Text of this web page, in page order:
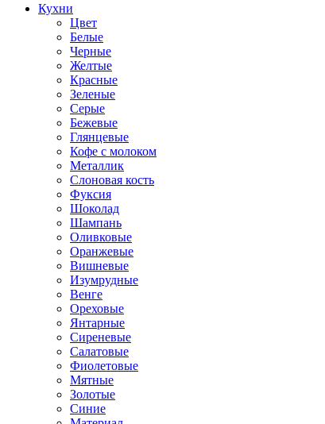
Кухни
Цвет
Белые
Черные
Желтые
Красные
Зеленые
Серые
Бежевые
Глянцевые
Кофе с молоком
Металлик
Слоновая кость
Фуксия
Шоколад
Шампань
Оливковые
Оранжевые
Вишневые
Изумрудные
Венге
Ореховые
Янтарные
Сиреневые
Салатовые
Фиолетовые
Мятные
Золотые
Синие